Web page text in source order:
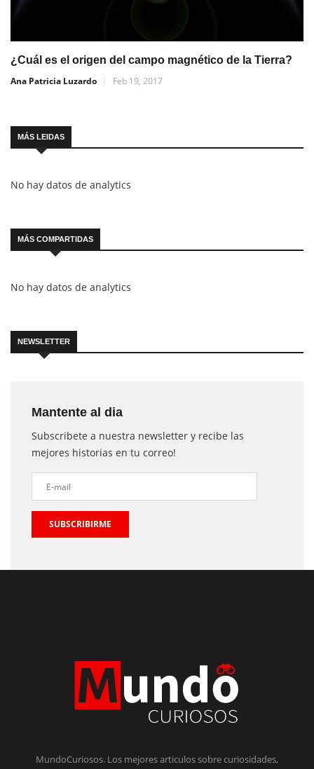
¿Cuál es el origen del campo magnético de la Tierra?
Ana Patricia Luzardo
Feb 19, 2017
MÁS LEIDAS
No hay datos de analytics
MÁS COMPARTIDAS
No hay datos de analytics
NEWSLETTER
Mantente al dia
Subscribete a nuestra newsletter y recibe las
mejores historias en tu correo!
SUBSCRIBIRME
MundoCuriosos. Los mejores articulos sobre curiosidades,